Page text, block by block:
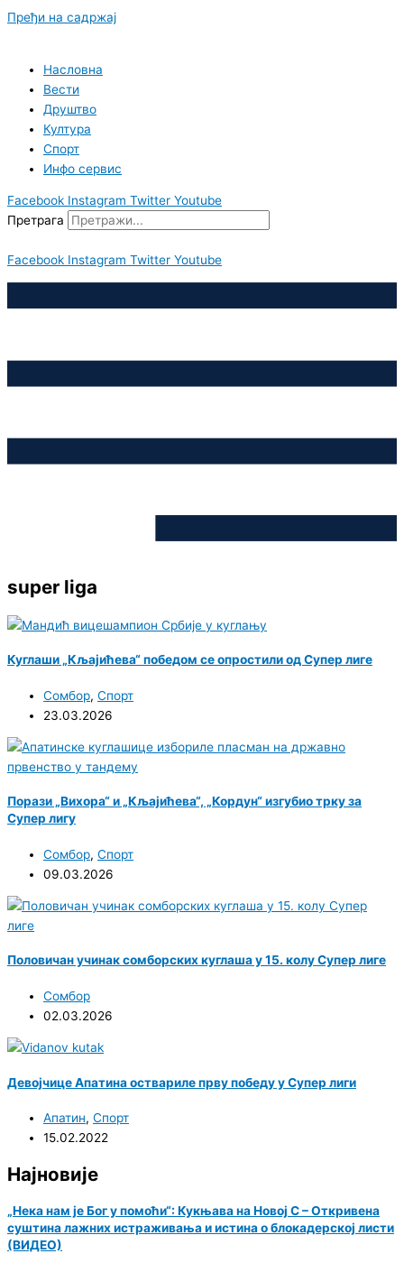
Пређи на садржај
Насловна
Вести
Друштво
Култура
Спорт
Инфо сервис
Facebook Instagram Twitter Youtube
Претрага
Facebook Instagram Twitter Youtube
super liga
Куглаши „Кљајићева“ победом се опростили од Супер лиге
Сомбор, Спорт
23.03.2026
Порази „Вихора“ и „Кљајићева“, „Кордун“ изгубио трку за
Супер лигу
Сомбор, Спорт
09.03.2026
Половичан учинак сомборских куглаша у 15. колу Супер лиге
Сомбор
02.03.2026
Девојчице Апатина оствариле прву победу у Супер лиги
Апатин, Спорт
15.02.2022
Најновије
„Нека нам је Бог у помоћи“: Кукњава на Новој С – Откривена
суштина лажних истраживања и истина о блокадерској листи
(ВИДЕО)